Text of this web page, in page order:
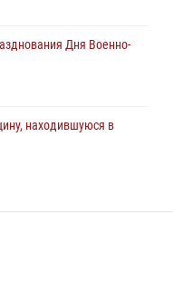
Дня Военно-
находившуюся в